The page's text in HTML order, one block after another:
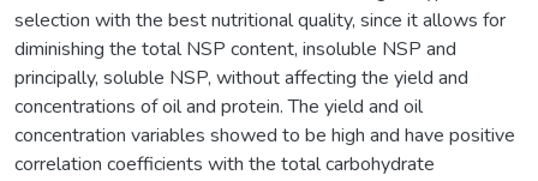
selection with the best nutritional quality, since it allows for
diminishing the total NSP content, insoluble NSP and
principally, soluble NSP, without affecting the yield and
concentrations of oil and protein. The yield and oil
concentration variables showed to be high and have positive
correlation coefficients with the total carbohydrate